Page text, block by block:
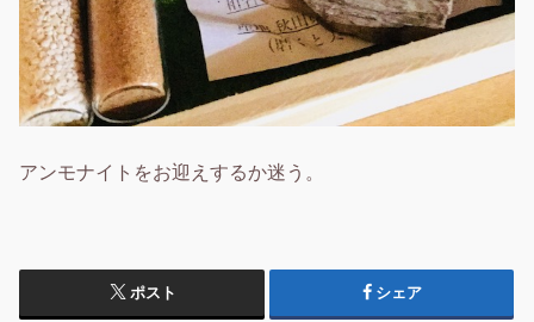
アンモナイトをお迎えするか迷う。
ポスト シェア